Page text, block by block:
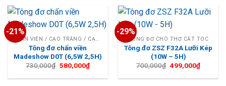
700,000₫.
-21%
Tông đơ chấn viền
Madeshow D0T (6,5W 2,5H)
730,000₫ Giá
là:
580,000₫Giá
hiện
tại
-29%
TÔNG ĐƠ CHO THỢ CẮT TÓC
Tông đơ ZSZ F32A Lưỡi Kép
(10W – 5H)
700,000₫ Giá
là:
499,000₫Giá
hiện
tại